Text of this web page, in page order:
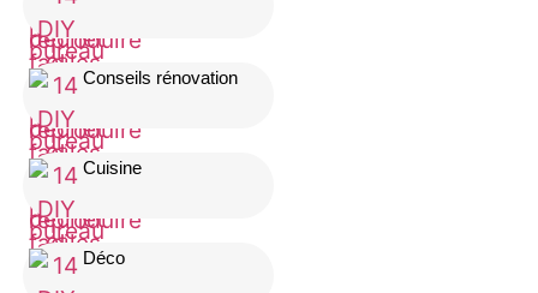
Conseils rénovation
Cuisine
Déco